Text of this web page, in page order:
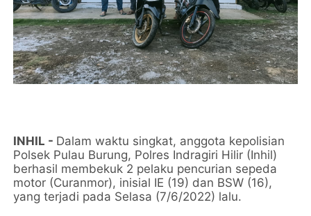
INHIL - Dalam waktu singkat, anggota kepolisian
Polsek Pulau Burung, Polres Indragiri Hilir (Inhil)
berhasil membekuk 2 pelaku pencurian sepeda
motor (Curanmor), inisial IE (19) dan BSW (16),
yang terjadi pada Selasa (7/6/2022) lalu.